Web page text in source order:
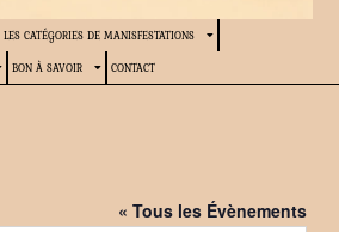
LES CATÉGORIES DE MANISFESTATIONS
BON À SAVOIR CONTACT
« Tous les Évènements